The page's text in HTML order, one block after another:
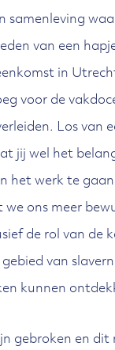
samenleving
van een
in
voor de
Los van
jij wel het
het werk te
ons meer
de rol van de
van
kunnen
gebroken en dit